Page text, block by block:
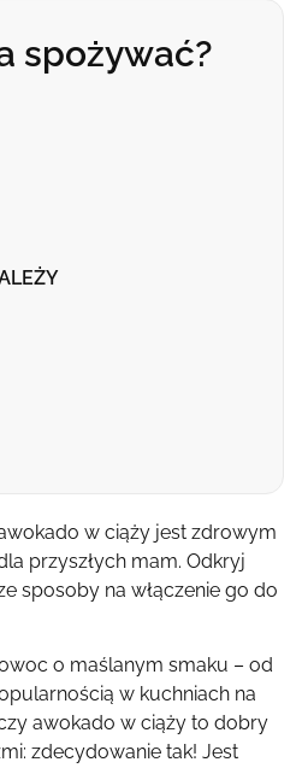
spożywać?
w ciąży jest zdrowym
przyszłych mam. Odkryj
sposoby na włączenie go do
o maślanym smaku – od
w kuchniach na
awokado w ciąży to dobry
zdecydowanie tak! Jest